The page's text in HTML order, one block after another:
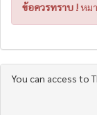
ข้อควรทราบ ! หม
You can access to